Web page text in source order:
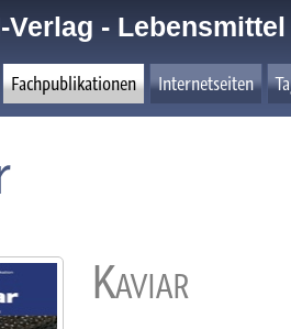
Verlag - Lebensmittel
Fachpublikationen Internetseiten
Kaviar